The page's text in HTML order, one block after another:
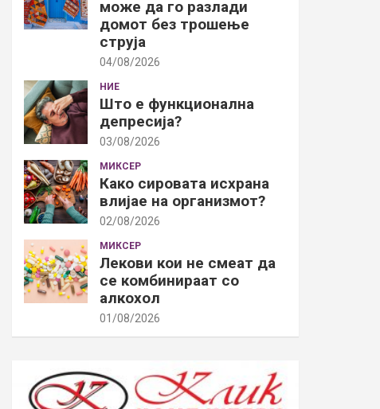
може да го разлади
домот без трошење
струја
04/08/2026
НИЕ
Што е функционална
депресија?
03/08/2026
МИКСЕР
Како сировата исхрана
влијае на организмот?
02/08/2026
МИКСЕР
Лекови кои не смеат да
се комбинираат со
алкохол
01/08/2026